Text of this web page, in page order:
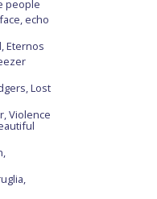
people
echo
Eternos
Lost
Violence